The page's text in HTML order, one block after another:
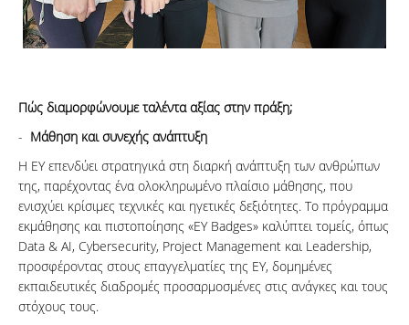
Πώς διαμορφώνουμε ταλέντα αξίας στην πράξη;
- Μάθηση και συνεχής ανάπτυξη
Η ΕΥ επενδύει στρατηγικά στη διαρκή ανάπτυξη των ανθρώπων
της, παρέχοντας ένα ολοκληρωμένο πλαίσιο μάθησης, που
ενισχύει κρίσιμες τεχνικές και ηγετικές δεξιότητες. Το πρόγραμμα
εκμάθησης και πιστοποίησης «EY Badges» καλύπτει τομείς, όπως
Data & AI, Cybersecurity, Project Management και Leadership,
προσφέροντας στους επαγγελματίες της EY, δομημένες
εκπαιδευτικές διαδρομές προσαρμοσμένες στις ανάγκες και τους
στόχους τους.